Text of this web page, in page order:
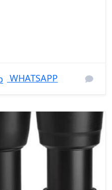
WHATSAPP